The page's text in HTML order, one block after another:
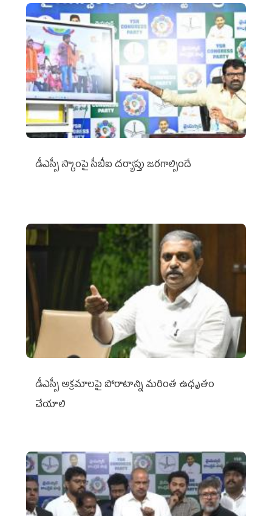
డీఎస్సీ స్కాంపై సీబీఐ దర్యాప్తు జరగాల్సిందే
డీఎస్సీ అక్రమాలపై పోరాటాన్ని మరింత ఉధృతం
చేయాలి